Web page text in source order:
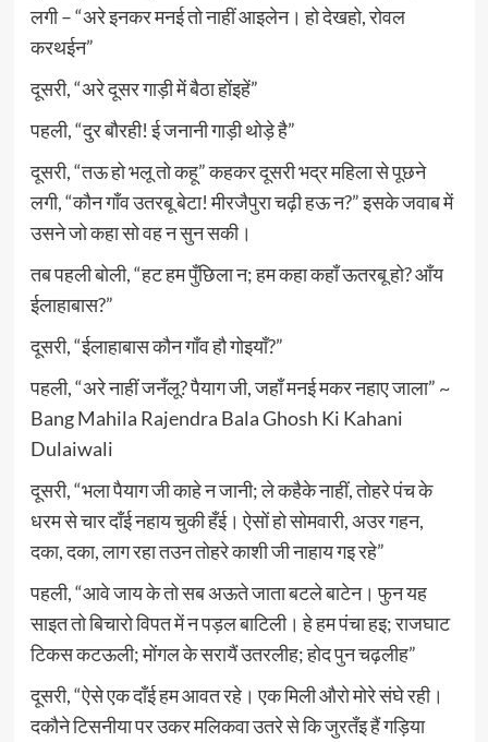
लगी – “अरे इनकर मनई तो नाहीं आइलेन। हो देखहो, रोवल
करथईन”
दूसरी, “अरे दूसर गाड़ी में बैठा होंइहें”
पहली, “दुर बौरही! ई जनानी गाड़ी थोड़े है”
दूसरी, “तऊ हो भलू तो कहू” कहकर दूसरी भद्र महिला से पूछने
लगी, “कौन गाँव उतरबू बेटा! मीरजैपुरा चढ़ी हऊ न?” इसके जवाब में
उसने जो कहा सो वह न सुन सकी।
तब पहली बोली, “हट हम पुँछिला न; हम कहा कहाँ ऊतरबू हो? आँय
ईलाहाबास?”
दूसरी, “ईलाहाबास कौन गाँव हौ गोइयाँ?”
पहली, “अरे नाहीं जनँलू? पैयाग जी, जहाँ मनई मकर नहाए जाला” ~
Bang Mahila Rajendra Bala Ghosh Ki Kahani
Dulaiwali
दूसरी, “भला पैयाग जी काहे न जानी; ले कहैके नाहीं, तोहरे पंच के
धरम से चार दाँई नहाय चुकी हँई। ऐसों हो सोमवारी, अउर गहन,
दका, दका, लाग रहा तउन तोहरे काशी जी नाहाय गइ रहे”
पहली, “आवे जाय के तो सब अऊते जाता बटले बाटेन। फुन यह
साइत तो बिचारो विपत में न पड़ल बाटिली। हे हम पंचा हइ; राजघाट
टिकस कटऊली; मोंगल के सरायैं उतरलीह; होद पुन चढ़लीह”
दूसरी, “ऐसे एक दाँई हम आवत रहे। एक मिली औरो मोरे संघे रही।
दकौने टिसनीया पर उकर मलिकवा उतरे से कि जुरतँइ हैं गड़िया